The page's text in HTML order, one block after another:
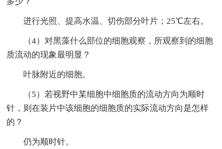
进行光照、提高水温、切伤部分叶片；25℃左右。
（4）对黑藻什么部位的细胞观察，所观察到的细胞
质流动的现象最明显？
叶脉附近的细胞。
（5）若视野中某细胞中细胞质的流动方向为顺时
针，则在装片中该细胞的细胞质的实际流动方向是怎样
的？
仍为顺时针。